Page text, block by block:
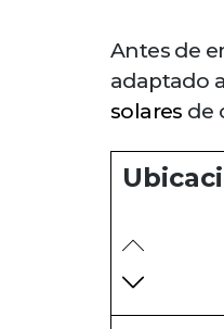
Antes de
adaptado
solares de